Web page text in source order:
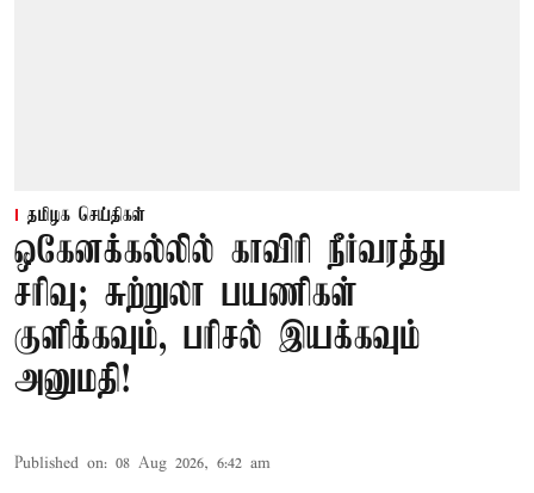
தமிழக செய்திகள்
ஒகேனக்கல்லில் காவிரி நீர்வரத்து
சரிவு; சுற்றுலா பயணிகள்
குளிக்கவும், பரிசல் இயக்கவும்
அனுமதி!
Published on: 08 Aug 2026, 6:42 am